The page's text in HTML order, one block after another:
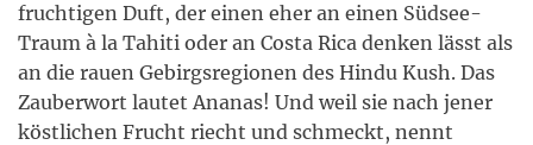
fruchtigen Duft, der einen eher an einen Südsee-
Traum à la Tahiti oder an Costa Rica denken lässt als
an die rauen Gebirgsregionen des Hindu Kush. Das
Zauberwort lautet Ananas! Und weil sie nach jener
köstlichen Frucht riecht und schmeckt, nennt